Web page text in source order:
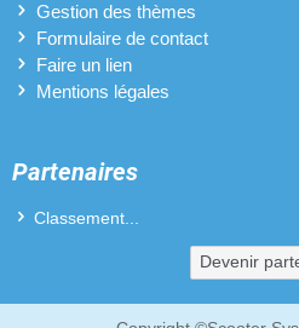
Gestion des thèmes
Formulaire de contact
Faire un lien
Mentions légales
Partenaires
Classement...
Devenir